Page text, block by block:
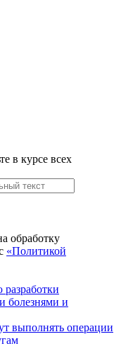
в курсе всех
обработку
«Политикой
болезнями и
выполнять операции